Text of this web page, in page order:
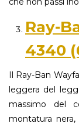
Ray-
4340
Il Ray-Ban
leggera del
massimo del
montatura